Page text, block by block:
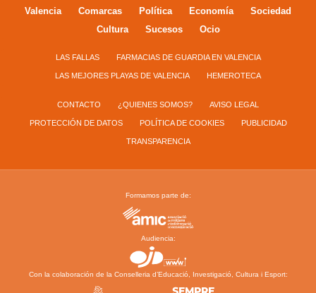
Valencia Comarcas Política Economía
Sociedad
Cultura
Sucesos Ocio
LAS FALLAS FARMACIAS DE GUARDIA EN VALENCIA
LAS MEJORES PLAYAS DE VALENCIA HEMEROTECA
CONTACTO ¿QUIENES SOMOS? AVISO LEGAL
PROTECCIÓN DE DATOS POLÍTICA DE COOKIES PUBLICIDAD
TRANSPARENCIA
Formamos parte de:
Audiencia:
Con la colaboración de la Conselleria d’Educació, Investigació, Cultura i Esport: